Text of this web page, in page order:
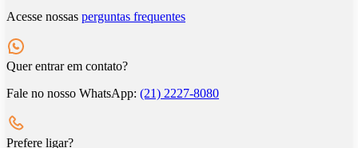
Acesse nossas perguntas frequentes
Quer entrar em contato?
Fale no nosso WhatsApp: (21) 2227-8080
Prefere ligar?